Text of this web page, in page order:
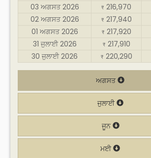
03 ਅਗਸਤ 2026
₹ 216,970
02 ਅਗਸਤ 2026
₹ 217,940
01 ਅਗਸਤ 2026
₹ 217,920
31 ਜੁਲਾਈ 2026
₹ 217,910
30 ਜੁਲਾਈ 2026
₹ 220,290
ਅਗਸਤ
ਜੁਲਾਈ
ਜੂਨ
ਮਈ